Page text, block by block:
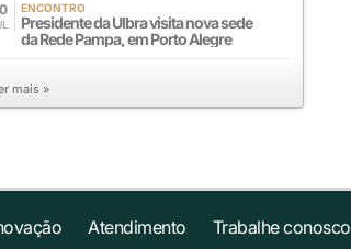
ENCONTRO
Presidente da Ulbra visita nova sede
da Rede Pampa, em Porto Alegre
mais »
Atendimento Trabalhe conosco